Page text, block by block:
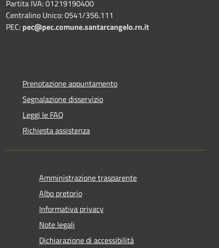
Partita IVA: 01219190400
Centralino Unico: 0541/356.111
PEC: pec@pec.comune.santarcangelo.rn.it
Prenotazione appuntamento
Segnalazione disservizio
Leggi le FAQ
Richiesta assistenza
Amministrazione trasparente
Albo pretorio
Informativa privacy
Note legali
Dichiarazione di accessibilità